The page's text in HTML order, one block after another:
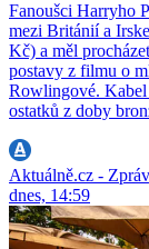
Fanoušci Harryho
mezi Británií a
Kč) a měl
postavy z filmu o
Rowlingové.
ostatků z doby
Aktuálně.cz -
dnes, 14:59